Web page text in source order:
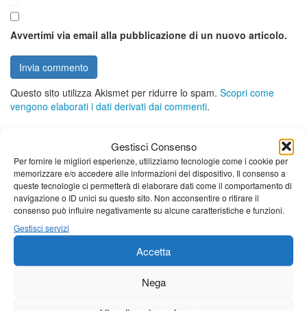
Gestisci Consenso
Per fornire le migliori esperienze, utilizziamo tecnologie come i cookie per
memorizzare e/o accedere alle informazioni del dispositivo. Il consenso a
queste tecnologie ci permetterà di elaborare dati come il comportamento di
navigazione o ID unici su questo sito. Non acconsentire o ritirare il
consenso può influire negativamente su alcune caratteristiche e funzioni.
Gestisci servizi
Accetta
Nega
Avvertimi via email alla pubblicazione di un nuovo articolo.
Questo sito utilizza Akismet per ridurre lo spam. Scopri come
vengono elaborati i dati derivati dai commenti.